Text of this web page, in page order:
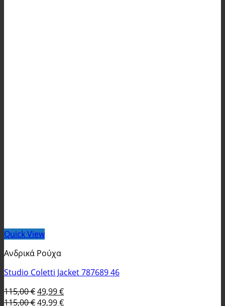
Quick View
Ανδρικά Ρούχα
Studio Coletti Jacket 787689 46
115,00€Original
price
49,99€Η
τρέχουσα
115,00€Original
49,99€Η